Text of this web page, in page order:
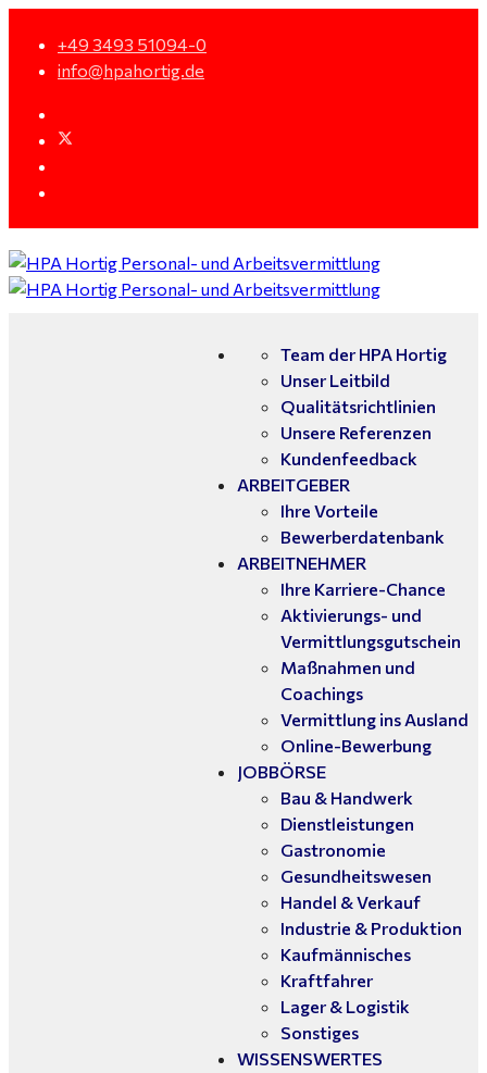
+49 3493 51094-0
info@hpahortig.de
Team der HPA Hortig
Unser Leitbild
Qualitätsrichtlinien
Unsere Referenzen
Kundenfeedback
ARBEITGEBER
Ihre Vorteile
Bewerberdatenbank
ARBEITNEHMER
Ihre Karriere-Chance
Aktivierungs- und
Vermittlungsgutschein
Maßnahmen und
Coachings
Vermittlung ins Ausland
Online-Bewerbung
JOBBÖRSE
Bau & Handwerk
Dienstleistungen
Gastronomie
Gesundheitswesen
Handel & Verkauf
Industrie & Produktion
Kaufmännisches
Kraftfahrer
Lager & Logistik
Sonstiges
WISSENSWERTES